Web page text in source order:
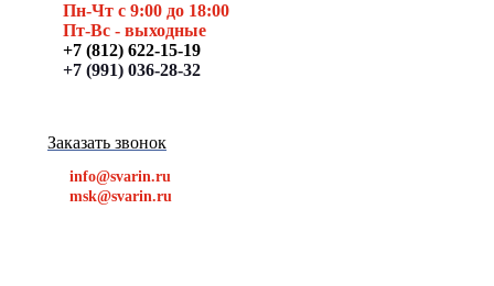
Пн-Чт с 9:00 до 18:00
Пт-Вс - выходные
+7 (812) 622-15-19
+7 (991) 036-28-32
Заказать звонок
info@svarin.ru
msk@svarin.ru